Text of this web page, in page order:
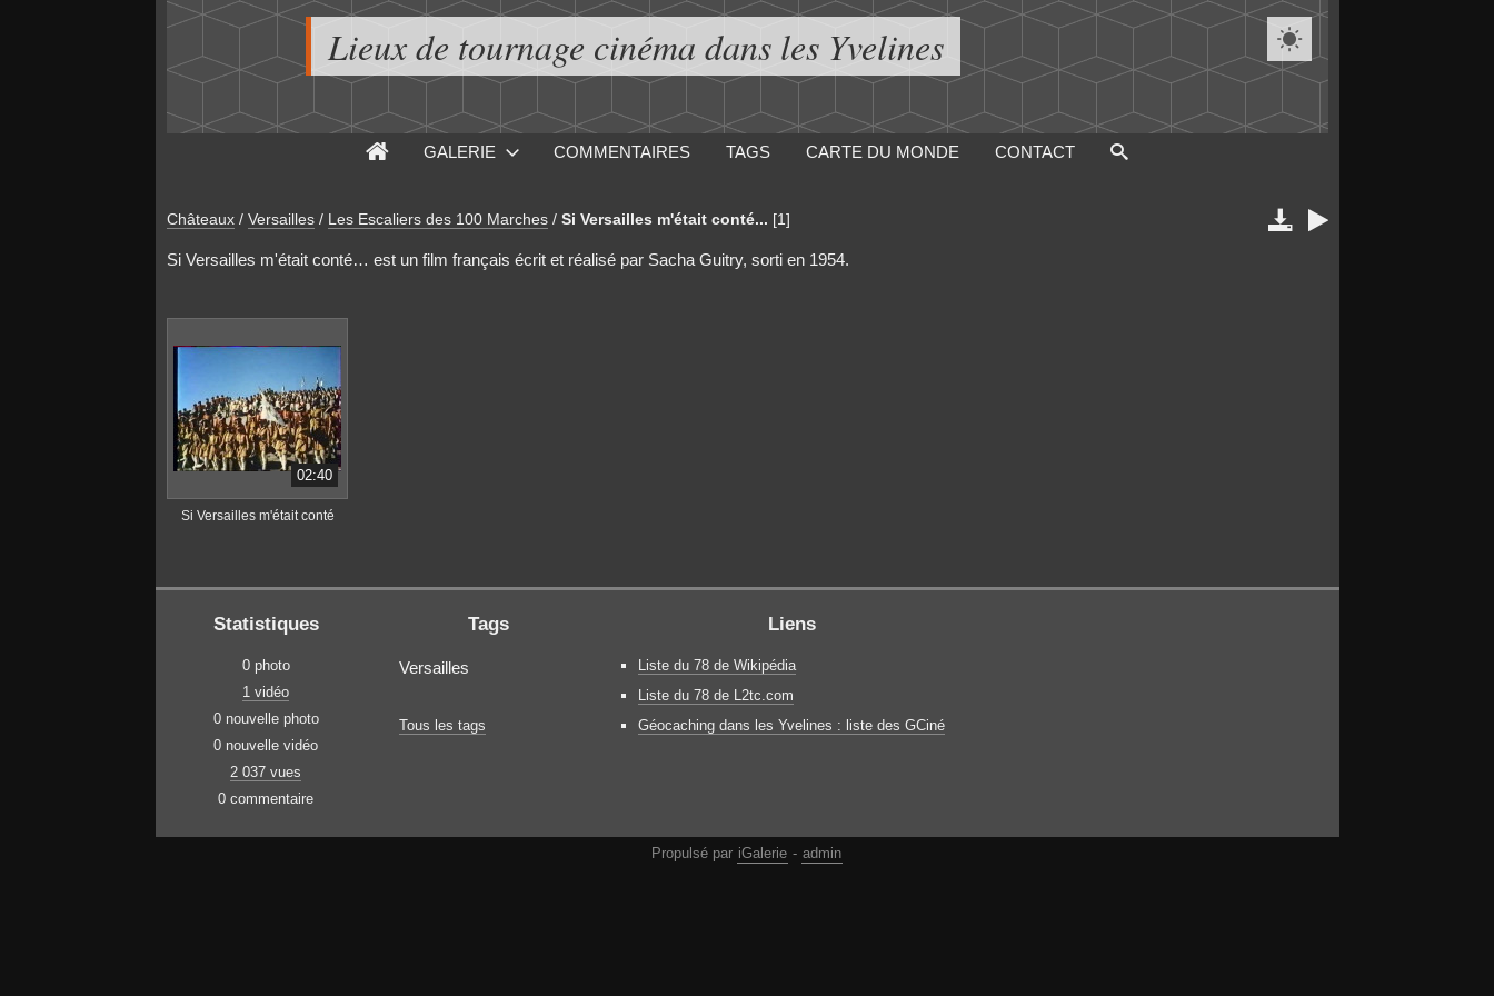
Lieux de tournage cinéma dans les Yvelines 
GALERIE COMMENTAIRES TAGS CARTE DU MONDE CONTACT
Châteaux / Versailles / Les Escaliers des 100 Marches / Si Versailles m'était conté... [1]  
Si Versailles m'était conté… est un film français écrit et réalisé par Sacha Guitry, sorti en 1954.
02:40
Si Versailles m'était conté
Statistiques
0 photo
1 vidéo
0 nouvelle photo
0 nouvelle vidéo
2 037 vues
0 commentaire
Tags
Versailles
Tous les tags
Liens
Liste du 78 de Wikipédia
Liste du 78 de L2tc.com
Géocaching dans les Yvelines : liste des GCiné
Propulsé par iGalerie - admin